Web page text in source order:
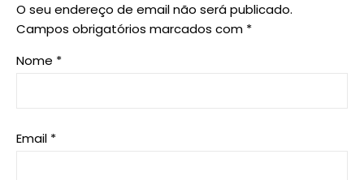
O seu endereço de email não será publicado.
Campos obrigatórios marcados com *
Nome *
Email *